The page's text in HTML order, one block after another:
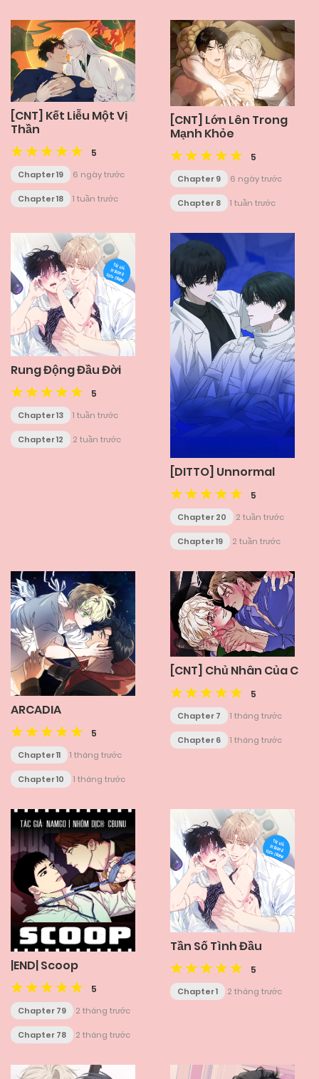
[CNT] Kết Liễu Một Vị
Thần
5
Chapter 19 6 ngày trước
Chapter 18 1 tuần trước
[CNT] Lớn Lên Trong
Mạnh Khỏe
5
Chapter 9 6 ngày trước
Chapter 8 1 tuần trước
Rung Động Đầu Đời
5
Chapter 13 1 tuần trước
Chapter 12 2 tuần trước
[DITTO] Unnormal
5
Chapter 20 2 tuần trước
Chapter 19 2 tuần trước
ARCADIA
5
Chapter 11 1 tháng trước
Chapter 10 1 tháng trước
[CNT] Chủ Nhân Của C
5
Chapter 7 1 tháng trước
Chapter 6 1 tháng trước
|END| Scoop
5
Chapter 79 2 tháng trước
Chapter 78 2 tháng trước
Tần Số Tình Đầu
5
Chapter 1 2 tháng trước